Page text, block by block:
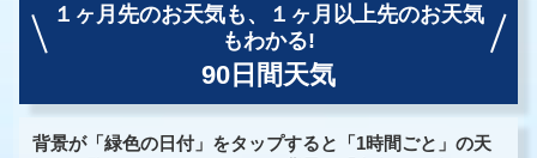
１ヶ月先のお天気も、
１ヶ月以上先のお天気
もわかる!
90日間天気
背景が「緑色の日付」をタップすると「1時間ごと」の天